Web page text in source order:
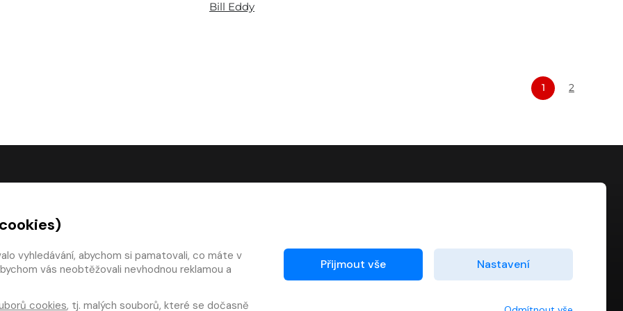
Bill Eddy
1 2
Kontakty
Články
vyhledávání, abychom si pamatovali, co máte v
vás neobtěžovali nevhodnou reklamou a
cookies, tj. malých souborů, které se dočasně
Přijmout vše Nastavení